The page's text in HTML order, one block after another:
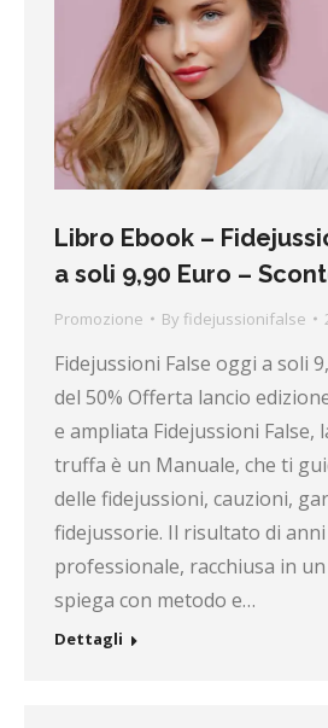
Libro Ebook –
a soli 9,90 Euro –
Promozione By fidejussionifalse
Fidejussioni False oggi a soli
del 50% Offerta lancio
e ampliata Fidejussioni False,
truffa è un Manuale, che ti
delle fidejussioni, cauzioni,
fidejussorie. Il risultato di
professionale, racchiusa in
spiega con metodo e…
Dettagli